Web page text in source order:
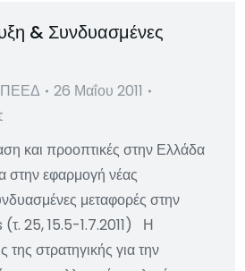
& Συνδυασμένες
ΠΕΕΔ
26 Μαΐου 2011
και προοπτικές στην Ελλάδα
στην εφαρμογή νέας
μεταφορές στην
25, 15.5-1.7.2011) Η
στρατηγικής για την